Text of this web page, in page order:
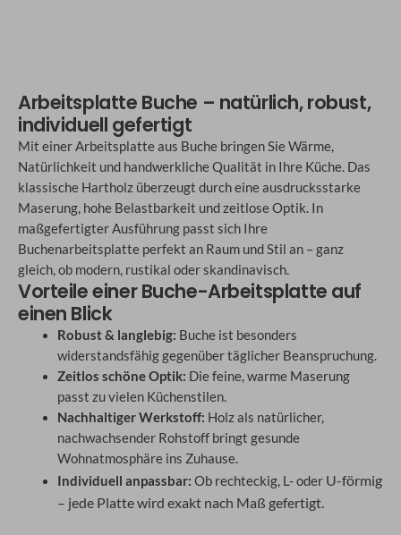
Arbeitsplatte Buche – natürlich, robust,
individuell gefertigt
Mit einer Arbeitsplatte aus Buche bringen Sie Wärme,
Natürlichkeit und handwerkliche Qualität in Ihre Küche. Das
klassische Hartholz überzeugt durch eine ausdrucksstarke
Maserung, hohe Belastbarkeit und zeitlose Optik. In
maßgefertigter Ausführung passt sich Ihre
Buchenarbeitsplatte perfekt an Raum und Stil an – ganz
gleich, ob modern, rustikal oder skandinavisch.
Vorteile einer Buche-Arbeitsplatte auf
einen Blick
Robust & langlebig: Buche ist besonders
widerstandsfähig gegenüber täglicher Beanspruchung.
Zeitlos schöne Optik: Die feine, warme Maserung
passt zu vielen Küchenstilen.
Nachhaltiger Werkstoff: Holz als natürlicher,
nachwachsender Rohstoff bringt gesunde
Wohnatmosphäre ins Zuhause.
Individuell anpassbar: Ob rechteckig, L- oder U-förmig
– jede Platte wird exakt nach Maß gefertigt.